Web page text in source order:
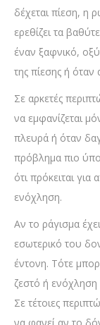
δέχεται πίεση, η
ερεθίζει τα
έναν ξαφνικό,
της πίεσης ή
Σε αρκετές
να εμφανίζεται
πλευρά ή όταν
πρόβλημα πιο
ότι πρόκειται
ενόχληση.
Αν το ράγισμα
εσωτερικό του
έντονη. Τότε
ζεστό ή ενόχληση
Σε τέτοιες
να φανεί αν το